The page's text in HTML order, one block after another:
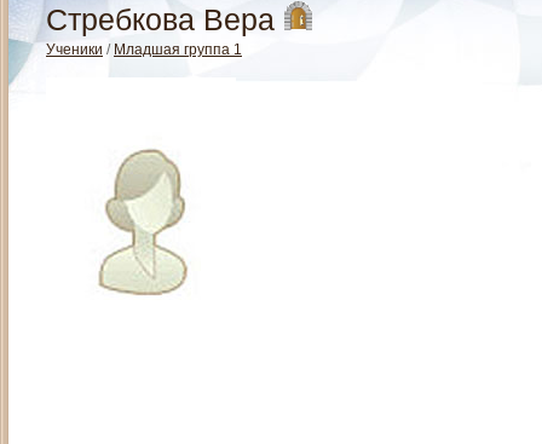
Стребкова Вера
Ученики / Младшая группа 1